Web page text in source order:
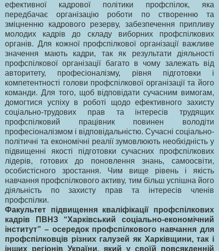
ефективної кадрової політики профспілок, яка
передбачає організацію роботи по створенню та
зміцненню кадрового резерву, забезпечення припливу
молодих кадрів до складу виборних профспілкових
органів. Для кожної профспілкової організації важливе
значення мають кадри, так як результати діяльності
профспілкової організації багато в чому залежать від
авторитету, професіоналізму, рівня підготовки і
компетентності голови профспілкової організації та його
команди. Для того, щоб відповідати сучасним вимогам,
домогтися успіху в роботі щодо ефективного захисту
соціально-трудових прав та інтересів трудящих
профспілковий працівник повинен володіти
професіоналізмом і відповідальністю. Сучасні соціально-
політичні та економічні реалії зумовлюють необхідність у
підвищенні якості підготовки сучасних профспілкових
лідерів, готових до поновлення знань, самоосвіти,
особистісного зростання. Чим вище рівень і якість
навчання профспілкового активу, тим більш успішна його
діяльність по захисту прав та інтересів членів
профспілки.
Факультет підвищення кваліфікації профспілкових
кадрів ПВНЗ “Харківський соціально-економічний
інститут” – осередок профспілкового навчання для
профспілковців різних галузей як Харківщини, так і
інших регіонів України, який у своїй повсякденній